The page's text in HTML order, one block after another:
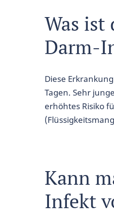
Was ist
Darm-
Diese
Tagen. Sehr
erhöhtes Risiko
Kann
Infekt